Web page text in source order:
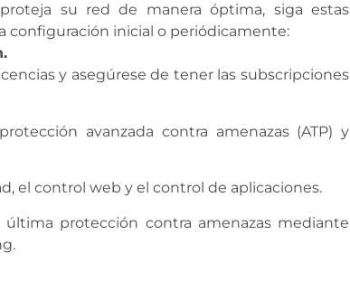
su red de manera óptima, siga estas
configuración inicial o periódicamente:
y asegúrese de tener las subscripciones
avanzada contra amenazas (ATP) y
el control web y el control de aplicaciones.
última protección contra amenazas mediante